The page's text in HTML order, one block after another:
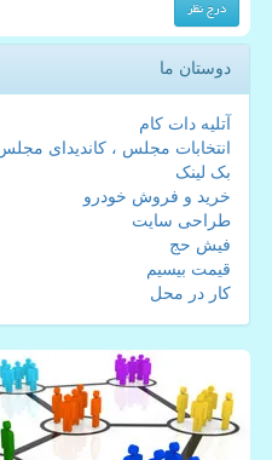
دوستان ما
آتلیه دات کام
انتخابات مجلس ، کاندیدای
بک لینک
خرید و فروش خودرو
طراحی سایت
فیش حج
قیمت بیسیم
کار در محل